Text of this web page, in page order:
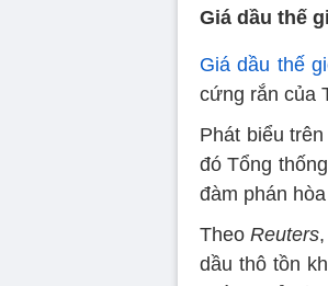
Giá dầu thế
Giá dầu thế
cứng rắn của
Phát biểu
đó Tổng
đàm phán
TheoReuters
dầu thô tồn